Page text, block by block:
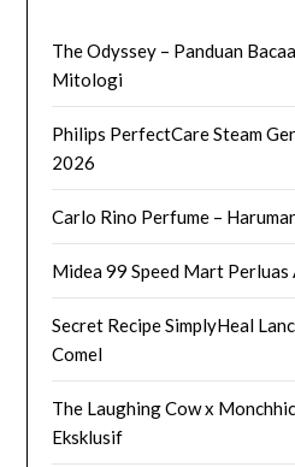
The Odyssey – Panduan
Mitologi
Philips PerfectCare Steam
2026
Carlo Rino Perfume –
Midea 99 Speed Mart Perluas
Secret Recipe SimplyHeal
Comel
The Laughing Cow x
Eksklusif